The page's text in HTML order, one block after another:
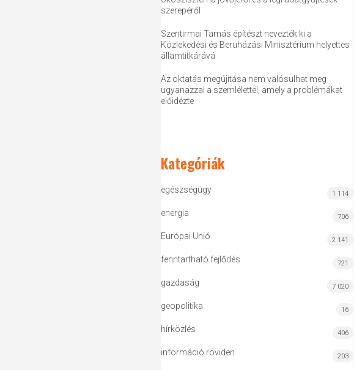
szerepéről
Szentirmai Tamás építészt nevezték ki a
Közlekedési és Beruházási Minisztérium helyettes
államtitkárává
Az oktatás megújítása nem valósulhat meg
ugyanazzal a szemlélettel, amely a problémákat
előidézte
Kategóriák
egészségügy 1 114
energia 706
Európai Unió 2 141
fenntartható fejlődés 721
gazdaság 7 020
geopolitika 16
hírközlés 406
információ röviden 203